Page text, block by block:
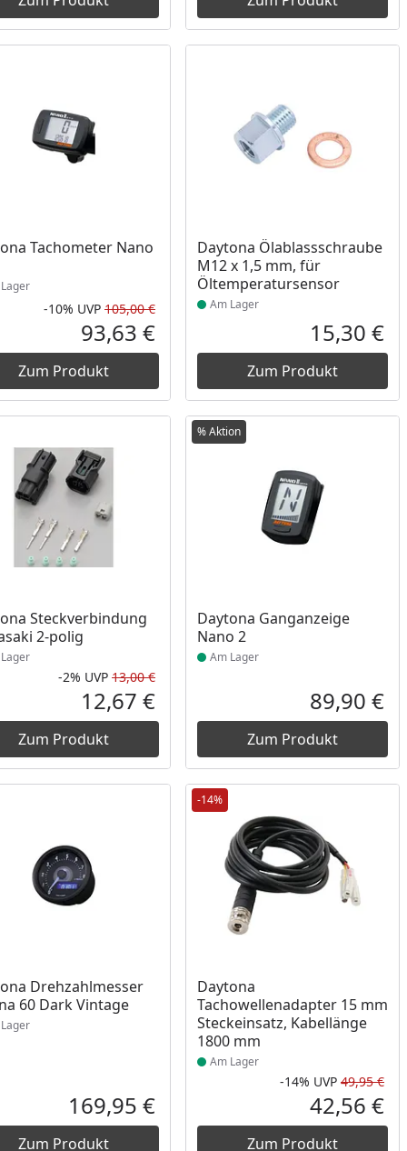
Preis
Tachometer Nano
am Lager
Rabatt in Prozent
-10%
Ursprünglicher Preis
UVP 105,00 €
Aktueller Preis
93,63 €
Zum Produkt
Daytona Ölablassschraube
M12 x 1,5 mm, für
Öltemperatursensor
Produkt am Lager
Am Lager
15,30 €
Zum Produkt
Preis
Steckverbindung
2-polig
am Lager
Rabatt in Prozent
-2%
Ursprünglicher Preis
UVP 13,00 €
Aktueller Preis
12,67 €
Zum Produkt
% Aktion
Daytona Ganganzeige
Nano 2
Produkt am Lager
Am Lager
89,90 €
Zum Produkt
Drehzahlmesser
60 Dark Vintage
am Lager
Aktueller Preis
169,95 €
Zum Produkt
-14%
Daytona
Tachowellenadapter 15 mm
Steckeinsatz, Kabellänge
1800 mm
Produkt am Lager
Am Lager
-14% UVP 49,95 €
42,56 €
Zum Produkt